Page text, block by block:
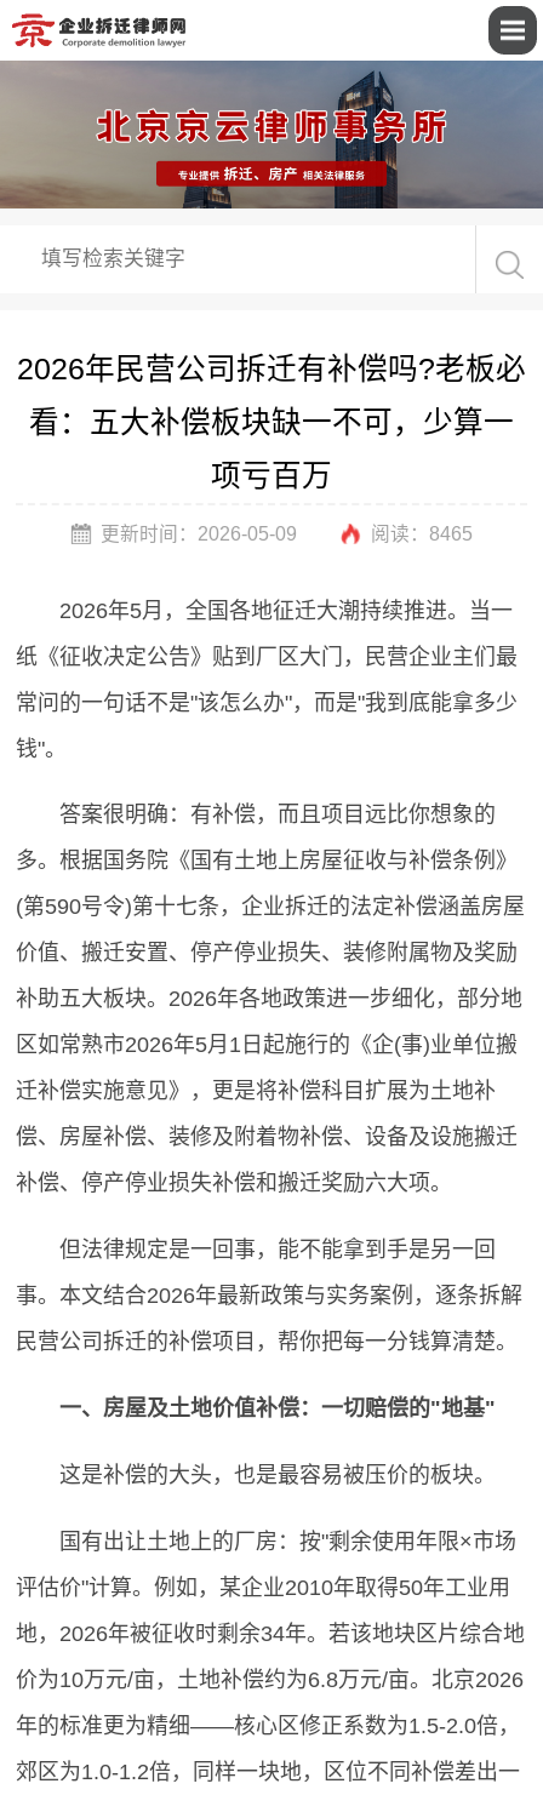
2026年民营公司拆迁有补偿吗?老板必
看：五大补偿板块缺一不可，少算一
项亏百万
更新时间：2026-05-09 阅读： 8465
2026年5月，全国各地征迁大潮持续推进。当一
纸《征收决定公告》贴到厂区大门，民营企业主们最
常问的一句话不是"该怎么办"，而是"我到底能拿多少
钱"。
答案很明确：有补偿，而且项目远比你想象的
多。根据国务院《国有土地上房屋征收与补偿条例》
(第590号令)第十七条，企业拆迁的法定补偿涵盖房屋
价值、搬迁安置、停产停业损失、装修附属物及奖励
补助五大板块。2026年各地政策进一步细化，部分地
区如常熟市2026年5月1日起施行的《企(事)业单位搬
迁补偿实施意见》，更是将补偿科目扩展为土地补
偿、房屋补偿、装修及附着物补偿、设备及设施搬迁
补偿、停产停业损失补偿和搬迁奖励六大项。
但法律规定是一回事，能不能拿到手是另一回
事。本文结合2026年最新政策与实务案例，逐条拆解
民营公司拆迁的补偿项目，帮你把每一分钱算清楚。
一、房屋及土地价值补偿：一切赔偿的"地基"
这是补偿的大头，也是最容易被压价的板块。
国有出让土地上的厂房：按"剩余使用年限×市场
评估价"计算。例如，某企业2010年取得50年工业用
地，2026年被征收时剩余34年。若该地块区片综合地
价为10万元/亩，土地补偿约为6.8万元/亩。北京2026
年的标准更为精细——核心区修正系数为1.5-2.0倍，
郊区为1.0-1.2倍，同样一块地，区位不同补偿差出一